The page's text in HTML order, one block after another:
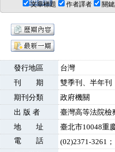
文章標題
作者譯者 關
發行地區
台灣
刊 期
雙季刊、半年刊
期刊分類
政府機關
出 版 者
臺灣高等法院檢
地 址
臺北市10048重
電 話
(02)2371-3261；